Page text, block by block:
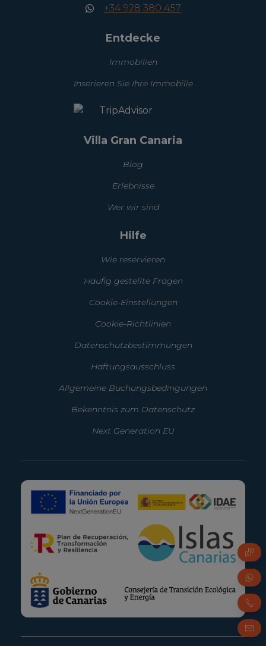
FAQ
E-
+34 928 380 457
Entdecke
Immobilien
Inserieren Sie Ihre Immobilie
Villa Gran Canaria
Blog
Erlebnisse
Wer wir sind
Hilfe
Wie reservieren
Häufig gestellte Fragen
Cookie-Einstellungen
Cookie-Richtlinien
Datenschutzbestimmungen
Haftungsausschluss
Allgemeine Buchungsbedingungen
Bekenntnis zum Datenschutz
Next Generation EU